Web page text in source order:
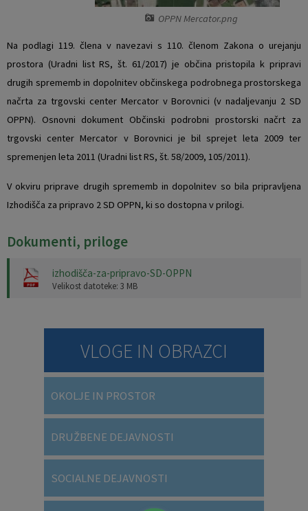
OPPN Mercator.png
Na podlagi 119. člena v navezavi s 110. členom Zakona o urejanju
prostora (Uradni list RS, št. 61/2017) je občina pristopila k pripravi
drugih sprememb in dopolnitev občinskega podrobnega prostorskega
načrta za trgovski center Mercator v Borovnici (v nadaljevanju 2 SD
OPPN). Osnovni dokument Občinski podrobni prostorski načrt za
trgovski center Mercator v Borovnici je bil sprejet leta 2009 ter
spremenjen leta 2011 (Uradni list RS, št. 58/2009, 105/2011).
V okviru priprave drugih sprememb in dopolnitev so bila pripravljena
Izhodišča za pripravo 2 SD OPPN, ki so dostopna v prilogi.
Dokumenti, priloge
izhodišča-za-pripravo-SD-OPPN
Velikost datoteke: 3 MB
VLOGE IN OBRAZCI
OKOLJE IN PROSTOR
DRUŽBENE DEJAVNOSTI
SOCIALNE DEJAVNOSTI
Naselja v občini
Organigram
Varstvo osebnih podatkov
Temeljni akti občine
Strateški dokumenti
Predpisi in odloki
Občinski časopis
Proračun občine
Lokalne volitve